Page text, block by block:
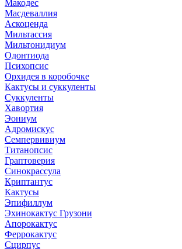
Макодес
Масдеваллия
Аскоценда
Мильтассия
Мильтонидиум
Одонтиода
Психопсис
Орхидея в коробочке
Кактусы и суккуленты
Суккуленты
Хавортия
Эониум
Адромискус
Семпервивиум
Титанопсис
Граптоверия
Синокрассула
Криптантус
Кактусы
Эпифиллум
Эхинокактус Грузони
Апорокактус
Феррокактус
Сцирпус